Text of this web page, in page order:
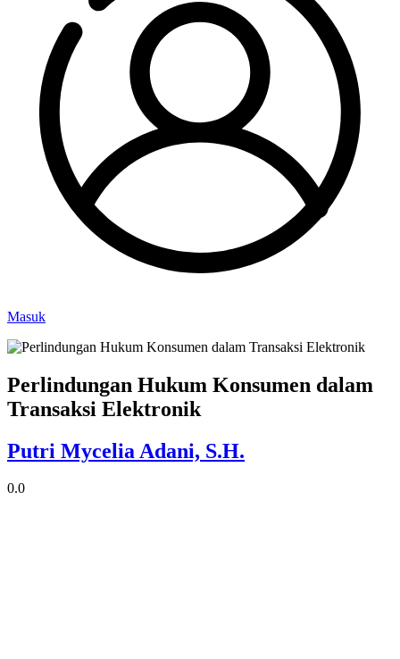
Masuk
Perlindungan Hukum Konsumen dalam
Transaksi Elektronik
Putri Mycelia Adani, S.H.
0.0